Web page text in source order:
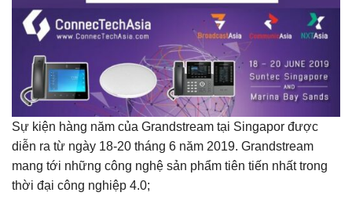
Sự kiện hàng năm của Grandstream tại Singapor được
diễn ra từ ngày 18-20 tháng 6 năm 2019. Grandstream
mang tới những công nghệ sản phẩm tiên tiến nhất trong
thời đại công nghiệp 4.0;